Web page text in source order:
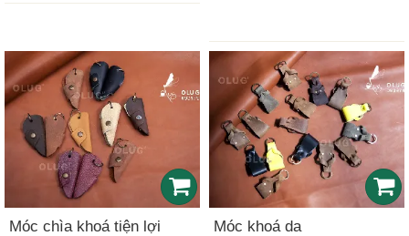
Móc chìa khoá tiện lợi Móc khoá da